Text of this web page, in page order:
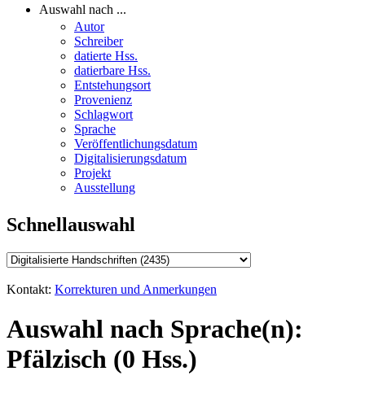
Auswahl nach ...
Autor
Schreiber
datierte Hss.
datierbare Hss.
Entstehungsort
Provenienz
Schlagwort
Sprache
Veröffentlichungsdatum
Digitalisierungsdatum
Projekt
Ausstellung
Schnellauswahl
Kontakt: Korrekturen und Anmerkungen
Auswahl nach Sprache(n):
Pfälzisch (0 Hss.)